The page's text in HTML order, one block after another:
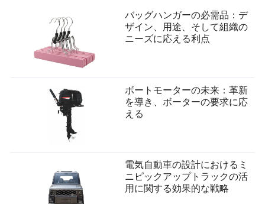
称賛と愛情
精度のためのクリッカートレーニング
罰を避けること。これは人と動物の絆を損ない、恐怖に
基づく行動を引き起こす可能性があります。
社会化のヒント
徐々にペットを以下に紹介する：
新しい環境
他の動物
訪問者や子供（監督下で）
バッグハンガーの必需品：デ
ザイン、用途、そして組織の
ニーズに応える利点
ボートモーターの未来：革新
を導き、ボーターの要求に応
える
電気自動車の設計におけるミ
ニピックアップトラックの活
用に関する効果的な戦略